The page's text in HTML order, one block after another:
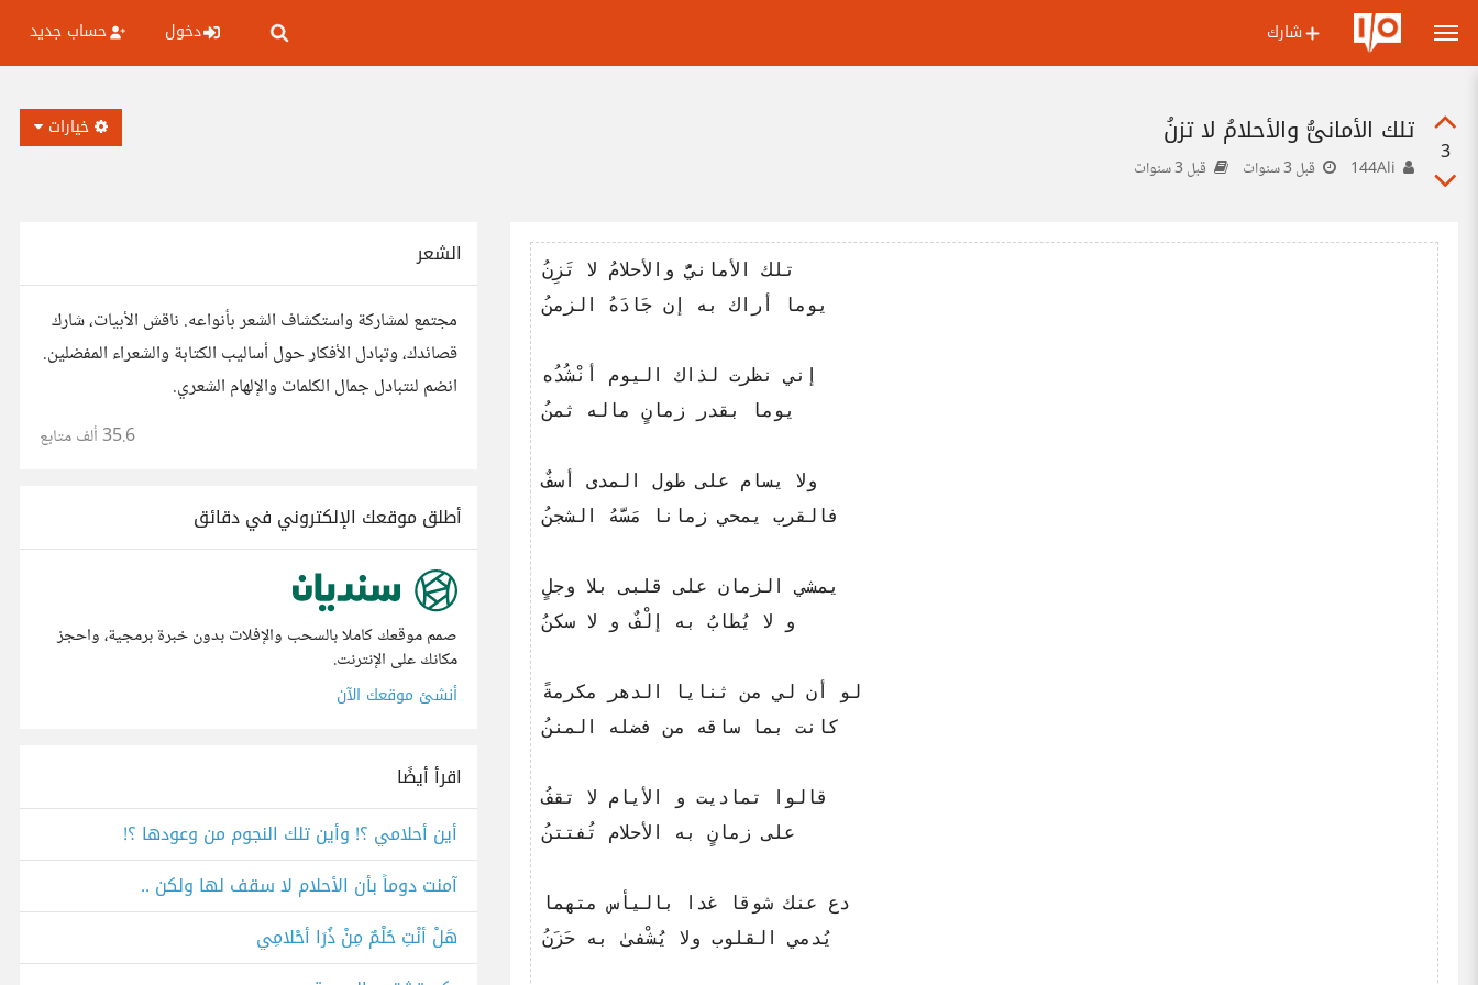
شارك دخول حساب جديد
3
تلك الأمانيُّ والأحلامُ لا تزنُ
قبل 3 سنوات قبل 3 سنوات
خيارات
تلك الأمانيُّ والأحلامُ لا تَزِنُ
إني نظرت لذاك اليوم أنْشُدُه
ولا يسام على طول المدى أسفٌ
يمشي الزمان على قلبى بلا وجلٍ
و لا يُطابُ به إلْفٌ و لا سكنُ
لو أن لي من ثنايا الدهر مكرمةً
قالوا تماديت و الأيام لا تقفُ
دع عنك شوقا غدا باليأس متهما
يُدمي القلوب ولا يُشْفىٰ به حَزَنُ
الشعر
مجتمع لمشاركة واستكشاف الشعر بأنواعه. ناقش الأبيات، شارك
قصائدك، وتبادل الأفكار حول أساليب الكتابة والشعراء المفضلين.
انضم لنتبادل جمال الكلمات والإلهام الشعري.
35.6 ألف متابع
أطلق موقعك الإلكتروني في دقائق
صمم موقعك كاملا بالسحب والإفلات بدون خبرة برمجية، واحجز
مكانك على الإنترنت.
أنشئ موقعك الآن
اقرأ أيضًا
أين أحلامي ؟! وأين تلك النجوم من وعودها ؟!
آمنت دوماً بأن الأحلام لا سقف لها ولكن ..
هَلْ أَنْتِ حُلْمٌ مِنْ ذُرَا أَحْلامِي